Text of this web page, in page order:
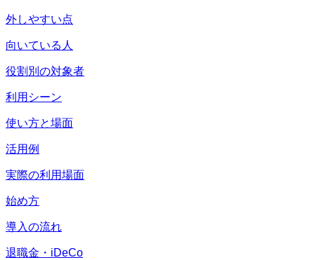
外しやすい点
向いている人
役割別の対象者
利用シーン
使い方と場面
活用例
実際の利用場面
始め方
導入の流れ
退職金・iDeCo